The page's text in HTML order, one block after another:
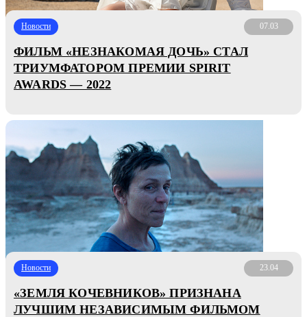
Новости 07.03
ФИЛЬМ «НЕЗНАКОМАЯ ДОЧЬ» СТАЛ
ТРИУМФАТОРОМ ПРЕМИИ SPIRIT
AWARDS — 2022
Новости 23.04
«ЗЕМЛЯ КОЧЕВНИКОВ» ПРИЗНАНА
ЛУЧШИМ НЕЗАВИСИМЫМ ФИЛЬМОМ